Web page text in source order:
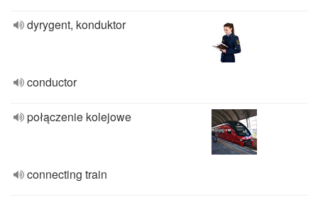
dyrygent, konduktor
conductor
połączenie kolejowe
connecting train